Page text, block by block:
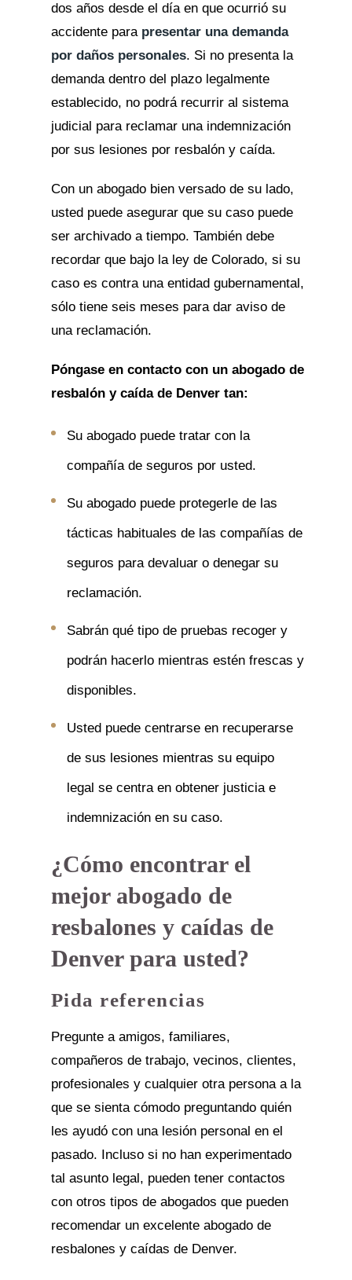
dos años desde el día en que ocurrió su
accidente para presentar una demanda
por daños personales. Si no presenta la
demanda dentro del plazo legalmente
establecido, no podrá recurrir al sistema
judicial para reclamar una indemnización
por sus lesiones por resbalón y caída.
Con un abogado bien versado de su lado,
usted puede asegurar que su caso puede
ser archivado a tiempo. También debe
recordar que bajo la ley de Colorado, si su
caso es contra una entidad gubernamental,
sólo tiene seis meses para dar aviso de
una reclamación.
Póngase en contacto con un abogado de
resbalón y caída de Denver tan:
Su abogado puede tratar con la
compañía de seguros por usted.
Su abogado puede protegerle de las
tácticas habituales de las compañías de
seguros para devaluar o denegar su
reclamación.
Sabrán qué tipo de pruebas recoger y
podrán hacerlo mientras estén frescas y
disponibles.
Usted puede centrarse en recuperarse
de sus lesiones mientras su equipo
legal se centra en obtener justicia e
indemnización en su caso.
¿Cómo encontrar el
mejor abogado de
resbalones y caídas de
Denver para usted?
Pida referencias
Pregunte a amigos, familiares,
compañeros de trabajo, vecinos, clientes,
profesionales y cualquier otra persona a la
que se sienta cómodo preguntando quién
les ayudó con una lesión personal en el
pasado. Incluso si no han experimentado
tal asunto legal, pueden tener contactos
con otros tipos de abogados que pueden
recomendar un excelente abogado de
resbalones y caídas de Denver.